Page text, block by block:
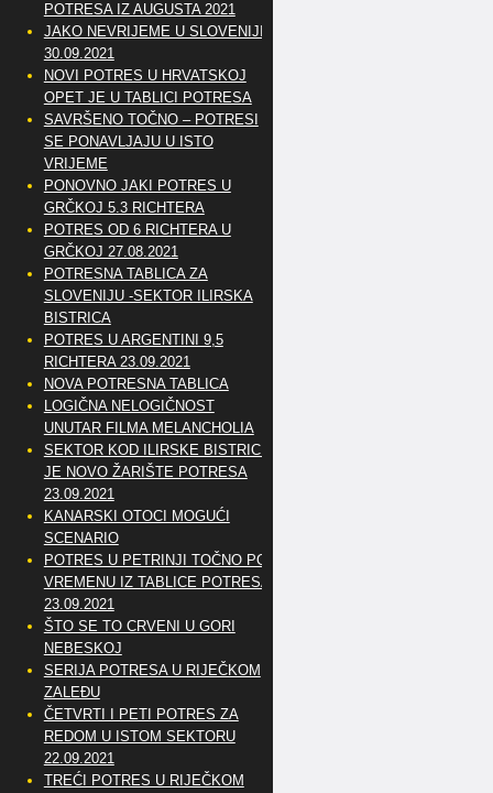
POTRESA IZ AUGUSTA 2021
JAKO NEVRIJEME U SLOVENIJI
30.09.2021
NOVI POTRES U HRVATSKOJ
OPET JE U TABLICI POTRESA
SAVRŠENO TOČNO – POTRESI
SE PONAVLJAJU U ISTO
VRIJEME
PONOVNO JAKI POTRES U
GRČKOJ 5.3 RICHTERA
POTRES OD 6 RICHTERA U
GRČKOJ 27.08.2021
POTRESNA TABLICA ZA
SLOVENIJU -SEKTOR ILIRSKA
BISTRICA
POTRES U ARGENTINI 9,5
RICHTERA 23.09.2021
NOVA POTRESNA TABLICA
LOGIČNA NELOGIČNOST
UNUTAR FILMA MELANCHOLIA
SEKTOR KOD ILIRSKE BISTRICE
JE NOVO ŽARIŠTE POTRESA
23.09.2021
KANARSKI OTOCI MOGUĆI
SCENARIO
POTRES U PETRINJI TOČNO PO
VREMENU IZ TABLICE POTRESA
23.09.2021
ŠTO SE TO CRVENI U GORI
NEBESKOJ
SERIJA POTRESA U RIJEČKOM
ZALEĐU
ČETVRTI I PETI POTRES ZA
REDOM U ISTOM SEKTORU
22.09.2021
TREĆI POTRES U RIJEČKOM